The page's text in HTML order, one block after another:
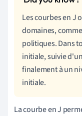
Les courbes en J
domaines,
politiques. Dans
initiale, suivie
finalement à un
initiale.
La courbe en J